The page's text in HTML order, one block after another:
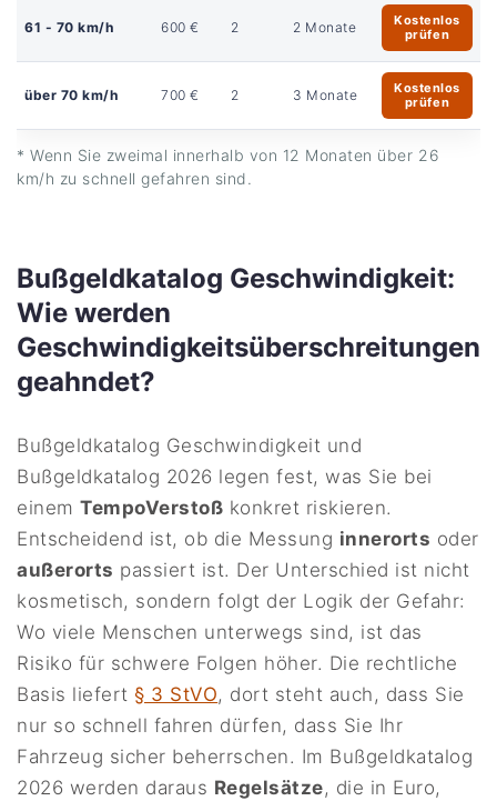
61 - 70 km/h 600 € 2 2 Monate
Kostenlos
prüfen
über 70 km/h 700 € 2 3 Monate
Kostenlos
prüfen
* Wenn Sie zweimal innerhalb von 12 Monaten über 26
km/h zu schnell gefahren sind.
Bußgeldkatalog Geschwindigkeit:
Wie werden
Geschwindigkeitsüberschreitungen
geahndet?
Bußgeldkatalog Geschwindigkeit und
Bußgeldkatalog 2026 legen fest, was Sie bei
einemTempoVerstoß konkret riskieren.
Entscheidend ist, ob die Messung innerorts oder
außerorts passiert ist. Der Unterschied ist nicht
kosmetisch, sondern folgt der Logik der Gefahr:
Wo viele Menschen unterwegs sind, ist das
Risiko für schwere Folgen höher. Die rechtliche
Basis liefert § 3 StVO, dort steht auch, dass Sie
nur so schnell fahren dürfen, dass Sie Ihr
Fahrzeug sicher beherrschen. Im Bußgeldkatalog
2026 werden daraus Regelsätze, die in Euro,